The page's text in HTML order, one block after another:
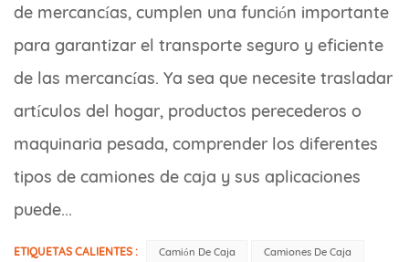
de mercancías, cumplen una función importante
para garantizar el transporte seguro y eficiente
de las mercancías. Ya sea que necesite trasladar
artículos del hogar, productos perecederos o
maquinaria pesada, comprender los diferentes
tipos de camiones de caja y sus aplicaciones
puede...
ETIQUETAS CALIENTES : Camión De Caja
Camiones De Caja